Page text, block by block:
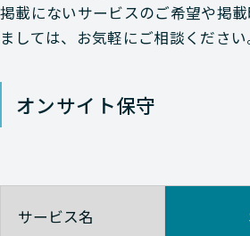
掲載にないサービスのご希望や掲
ましては、お気軽にご相談ください
オンサイト保守
サービス名